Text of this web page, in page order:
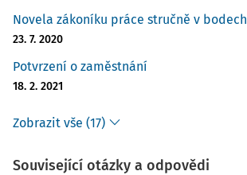
Novela zákoníku práce stručně v bodech
23. 7. 2020
Potvrzení o zaměstnání
18. 2. 2021
Zobrazit vše (17)
Související otázky a odpovědi